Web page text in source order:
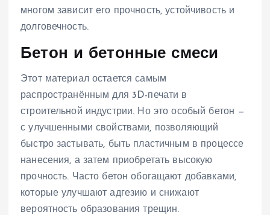
многом зависит его прочность, устойчивость и
долговечность.
Бетон и бетонные смеси
Этот материал остается самым
распространённым для 3D-печати в
строительной индустрии. Но это особый бетон —
с улучшенными свойствами, позволяющий
быстро застывать, быть пластичным в процессе
нанесения, а затем приобретать высокую
прочность. Часто бетон обогащают добавками,
которые улучшают адгезию и снижают
вероятность образования трещин.